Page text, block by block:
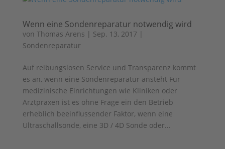
Wenn eine Sondenreparatur notwendig wird
von Thomas Arens | Sep. 13, 2017 |
Sondenreparatur
Auf reibungslosen Service und Transparenz kommt
es an, wenn eine Sondenreparatur ansteht Für
medizinische Einrichtungen wie Kliniken oder
Arztpraxen ist es ohne Frage ein den Betrieb
erheblich beeinflussender Faktor, wenn eine
Ultraschallsonde, eine 3D / 4D Sonde oder...